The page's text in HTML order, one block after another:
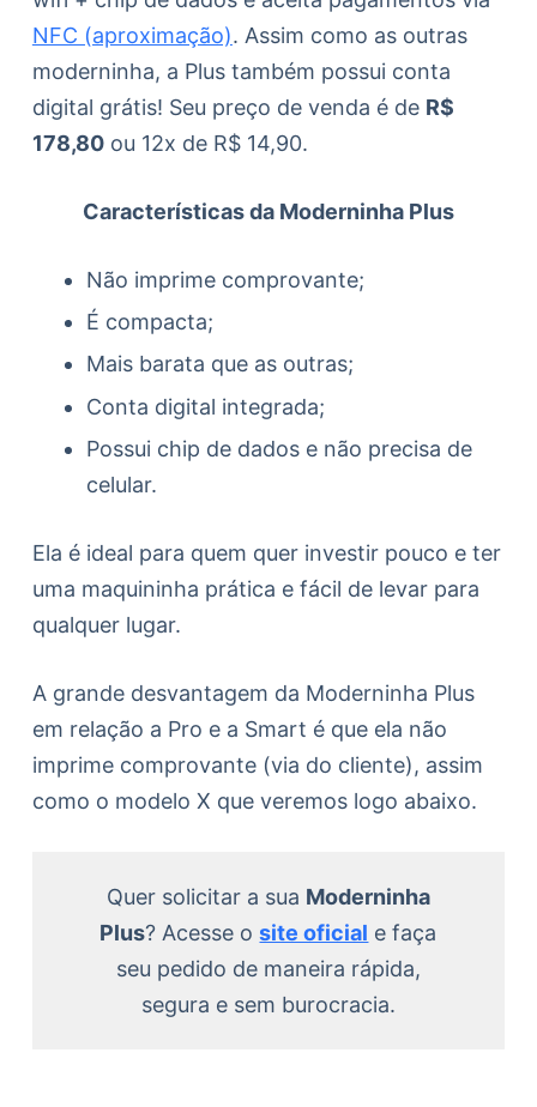
NFC (aproximação). Assim como as outras
moderninha, a Plus também possui conta
digital grátis! Seu preço de venda é de R$
178,80ou 12x de R$ 14,90.
Características da Moderninha Plus
Não imprime comprovante;
É compacta;
Mais barata que as outras;
Conta digital integrada;
Possui chip de dados e não precisa de
celular.
Ela é ideal para quem quer investir pouco e ter
uma maquininha prática e fácil de levar para
qualquer lugar.
A grande desvantagem da Moderninha Plus
em relação a Pro e a Smart é que ela não
imprime comprovante (via do cliente), assim
como o modelo X que veremos logo abaixo.
Quer solicitar a sua Moderninha
Plus? Acesse osite oficial e faça
seu pedido de maneira rápida,
segura e sem burocracia.